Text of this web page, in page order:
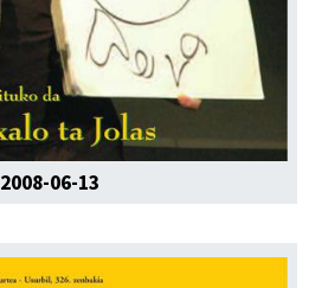
2008-06-13